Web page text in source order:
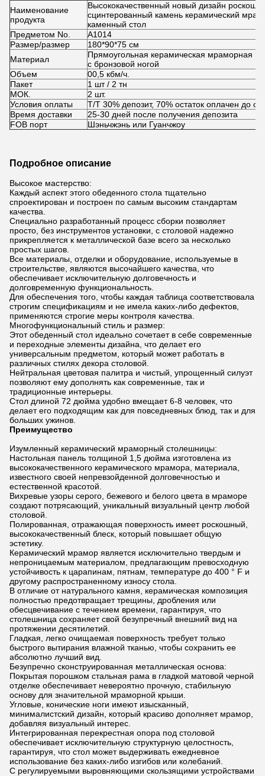
Наименование
продукта
Высококачественный новый дизайн
сцинтерованный камень керамический
каменный стол
Предметом No.
А1014
Размер/размер
180*90*75 см
Материал
Прямоугольная керамическая мраморная
с бронзовой ногой
Объем
00,5 кбм/ч.
Пакет
1 шт / 2 тн
МОК.
2 шт.
Условия оплаты
T/T 30% депозит, 70% остаток оплачен до
Время доставки
25-30 дней после получения депозита
FOB порт
Шэньчжэнь или Гуанчжоу
Подробное описание
Высокое мастерство:
Каждый аспект этого обеденного стола тщательно
спроектирован и построен по самым высоким стандартам
качества.
Специально разработанный процесс сборки позволяет
просто, без инструментов установки, с столовой надежно
прикрепляется к металлической базе всего за несколько
простых шагов.
Все материалы, отделки и оборудование, используемые в
строительстве, являются высочайшего качества, что
обеспечивает исключительную долговечность и
долговременную функциональность.
Для обеспечения того, чтобы каждая таблица соответствовала
строгим спецификациям и не имела каких-либо дефектов,
применяются строгие меры контроля качества.
Многофункциональный стиль и размер:
Этот обеденный стол идеально сочетает в себе современные
и переходные элементы дизайна, что делает его
универсальным предметом, который может работать в
различных стилях декора столовой.
Нейтральная цветовая палитра и чистый, упрощенный силуэт
позволяют ему дополнять как современные, так и
традиционные интерьеры.
Стол длиной 72 дюйма удобно вмещает 6-8 человек, что
делает его подходящим как для повседневных блюд, так и для
больших ужинов.
Преимущество
Изумленный керамический мраморный столешницы:
Настольная панель толщиной 1,5 дюйма изготовлена из
высококачественного керамического мрамора, материала,
известного своей непревзойденной долговечностью и
естественной красотой.
Вихревые узоры серого, бежевого и белого цвета в мраморе
создают потрясающий, уникальный визуальный центр любой
столовой.
Полированная, отражающая поверхность имеет роскошный,
высококачественный блеск, который повышает общую
эстетику.
Керамический мрамор является исключительно твердым и
непроницаемым материалом, предлагающим превосходную
устойчивость к царапинам, пятнам, температуре до 400 ° F и
другому распространенному износу стола.
В отличие от натурального камня, керамическая композиция
полностью предотвращает трещины, дробления или
обесцвечивание с течением времени, гарантируя, что
столешница сохраняет свой безупречный внешний вид на
протяжении десятилетий.
Гладкая, легко очищаемая поверхность требует только
быстрого вытирания влажной тканью, чтобы сохранить ее
абсолютно лучший вид.
Безупречно сконструированная металлическая основа:
Покрытая порошком стальная рама в гладкой матовой черной
отделке обеспечивает невероятно прочную, стабильную
основу для значительной мраморной крыши.
Угловые, конические ноги имеют изысканный,
минималистский дизайн, который красиво дополняет мрамор,
добавляя визуальный интерес.
Интегрированная перекрестная опора под столовой
обеспечивает исключительную структурную целостность,
гарантируя, что стол может выдерживать ежедневное
использование без каких-либо изгибов или колебаний.
С регулируемыми выровняющими скользящими устройствами